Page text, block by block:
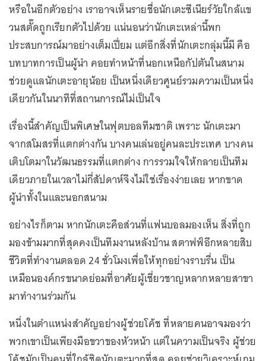
หรือในอีกตัวอย่าง เราอาจเห็นรายชื่อนักเตะซีเนียร์วัยใกล้แข
วนสตั๊ดถูกเรียกตัวไปด้วย แน่นอนว่านักเตะเหล่านี้พก
ประสบการณ์มาอย่างเต็มเปี่ยม แต่อีกสิ่งที่นักเตะกลุ่มนี้มี คือ
บทบาทการเป็นผู้นำ คอยทำหน้าที่นอกเหนือกัปตันในสนาม
ช่วยดูแลนักเตะอายุน้อย เป็นหนึ่งเดียวศูนย์รวมความเป็นหนึ่ง
เดียวกันในนาทีที่สถานการณ์ไม่เป็นใจ
เรื่องนี้สำคัญเป็นพิเศษในฟุตบอลทีมชาติ เพราะ นักเตะมา
จากสโมสรที่แตกต่างกัน บางคนเล่นอยู่คนละประเทศ บางคน
เติบโตมาในวัฒนธรรมที่แตกต่าง การรวมใจให้กลายเป็นทีม
เดียวภายในเวลาไม่กี่สัปดาห์จึงไม่ใช่เรื่องง่ายเลย หากขาด
ผู้นำทั้งในและนอกสนาม
อย่างไรก็ตาม หากนักเตะคือส่วนที่แฟนบอลมองเห็น สิ่งที่ถูก
มองข้ามมากที่สุดคงเป็นทีมงานหลังบ้าน สตาฟฟ์อีกหลายสิบ
ชีวิตที่ทำงานตลอด 24 ชั่วโมงเพื่อให้ทุกอย่างราบรื่น เป็น
เหมือนองค์กรขนาดย่อมที่อาศัยผู้เชี่ยวชาญหลากหลายสาขา
มาทำงานร่วมกัน
หนึ่งในตำแหน่งสำคัญอย่างผู้ช่วยโค้ช ที่หลายคนอาจมองว่า
พวกเขาเป็นเพียงมือขวาของหัวหน้า แต่ในความเป็นจริง ผู้ช่วย